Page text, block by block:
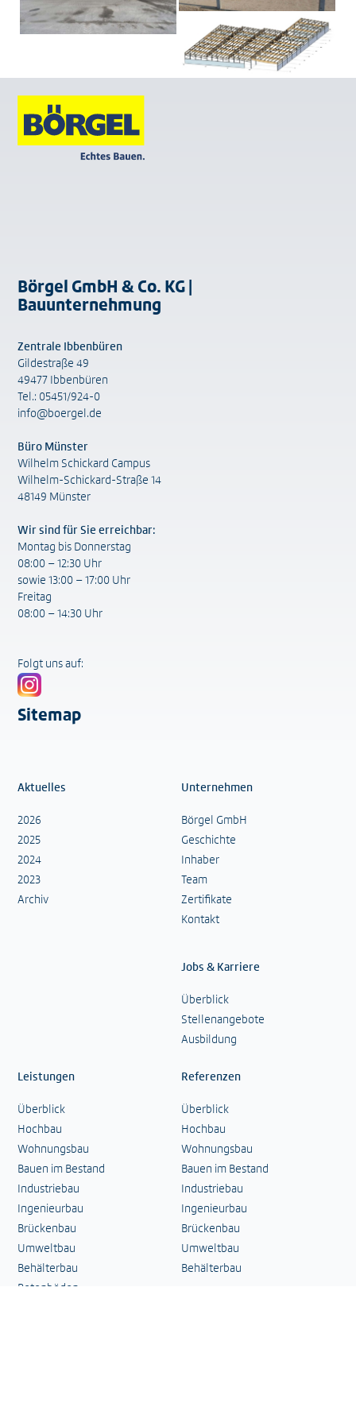
Börgel GmbH & Co. KG |
Bauunternehmung
Zentrale Ibbenbüren
Gildestraße 49
49477 Ibbenbüren
Tel.: 05451/924-0
info@boergel.de
Büro Münster
Wilhelm Schickard Campus
Wilhelm-Schickard-Straße 14
48149 Münster
Wir sind für Sie erreichbar:
Montag bis Donnerstag
08:00 – 12:30 Uhr
sowie 13:00 – 17:00 Uhr
Freitag
08:00 – 14:30 Uhr
Folgt uns auf:
Sitemap
Aktuelles
2026
2025
2024
2023
Archiv
Unternehmen
Börgel GmbH
Geschichte
Inhaber
Team
Zertifikate
Kontakt
Jobs & Karriere
Überblick
Stellenangebote
Ausbildung
Leistungen
Überblick
Hochbau
Wohnungsbau
Bauen im Bestand
Industriebau
Ingenieurbau
Brückenbau
Umweltbau
Behälterbau
Betonböden
Referenzen
Überblick
Hochbau
Wohnungsbau
Bauen im Bestand
Industriebau
Ingenieurbau
Brückenbau
Umweltbau
Behälterbau